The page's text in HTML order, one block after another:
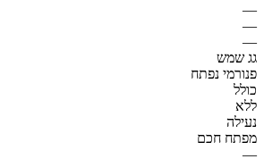
—
—
—
גג שמש
פנורמי נפתח
כולל
ללא
נעילה
מפתח חכם
—